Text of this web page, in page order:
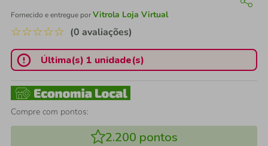
Fornecido e entregue porVitrola Loja Virtual
☆☆☆☆☆ (0 avaliações)
Última(s) 1 unidade(s)
Compre com pontos:
2.200 pontos